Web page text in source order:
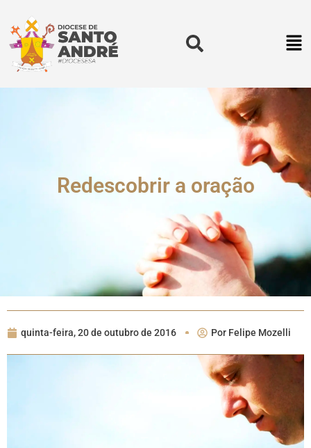
Redescobrir a oração
quinta-feira, 20 de outubro de 2016 Por Felipe Mozelli